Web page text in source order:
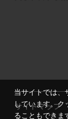
当サイトでは、
しています。ク
ることもできま
サイトマップ